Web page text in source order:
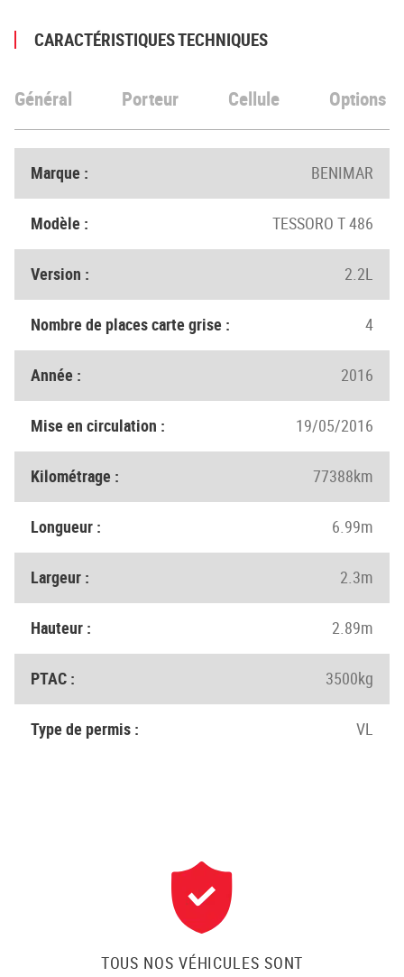
CARACTÉRISTIQUES TECHNIQUES
Général Porteur Cellule Options
Marque : BENIMAR
Modèle : TESSORO T 486
Version : 2.2L
Nombre de places carte grise : 4
Année : 2016
Mise en circulation : 19/05/2016
Kilométrage : 77388km
Longueur : 6.99m
Largeur : 2.3m
Hauteur : 2.89m
PTAC : 3500kg
Type de permis : VL
TOUS NOS VÉHICULES SONT